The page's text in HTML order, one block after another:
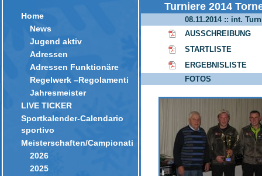
Home
News
Jugend aktiv
Adressen
Adressen Funktionäre
Regelwerk –Regolamenti
Jahresmeister
LIVE TICKER
Sportkalender-Calendario
sportivo
Meisterschaften/Campionati
2026
2025
Turniere 2014
08.11.2014 :: int.
AUSSCHREIBUNG
STARTLISTE
ERGEBNISLISTE
FOTOS